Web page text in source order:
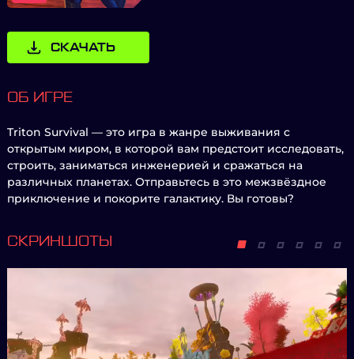
СКАЧАТЬ
ОБ ИГРЕ
Triton Survival — это игра в жанре выживания с
открытым миром, в которой вам предстоит исследовать,
строить, заниматься инженерией и сражаться на
различных планетах. Отправьтесь в это межзвёздное
приключение и покорите галактику. Вы готовы?
СКРИНШОТЫ